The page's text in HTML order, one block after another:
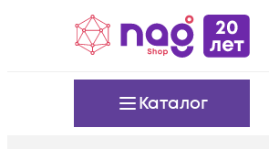
Каталог